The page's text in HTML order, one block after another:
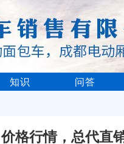
知识 问答
格行情，总代直